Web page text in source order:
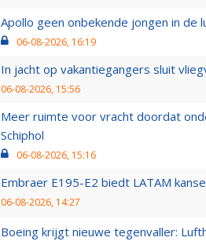
Apollo geen onbekende jongen in de
06-08-2026, 16:19
In jacht op vakantiegangers sluit
06-08-2026, 15:56
Meer ruimte voor vracht doordat
Schiphol
06-08-2026, 15:16
Embraer E195-E2 biedt LATAM
06-08-2026, 14:27
Boeing krijgt nieuwe tegenvaller: